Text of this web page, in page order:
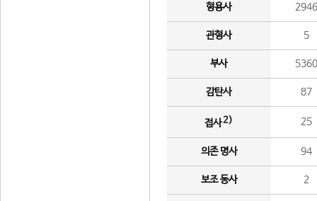
형용사 2946
관형사 5
부사 5360
감탄사 87
접사2) 25
의존 명사 94
보조 동사 2